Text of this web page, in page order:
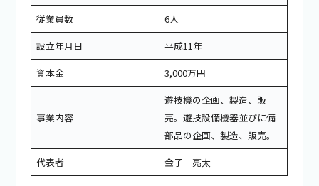
従業員数
6人
設立年月日
平成11年
資本金
3,000万円
事業内容
遊技機の企画、製造、販
売。遊技設備機器並びに備
部品の企画、製造、販売。
代表者
金子 亮太